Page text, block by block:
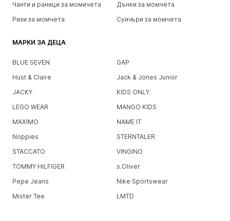
Чанти и раници за момичета
Дънки за момчета
Ризи за момчета
Суичъри за момчета
МАРКИ ЗА ДЕЦА
BLUE SEVEN
GAP
Hust & Claire
Jack & Jones Junior
JACKY
KIDS ONLY
LEGO WEAR
MANGO KIDS
MAXIMO
NAME IT
Noppies
STERNTALER
STACCATO
VINGINO
TOMMY HILFIGER
s.Oliver
Pepe Jeans
Nike Sportswear
Mister Tee
LMTD